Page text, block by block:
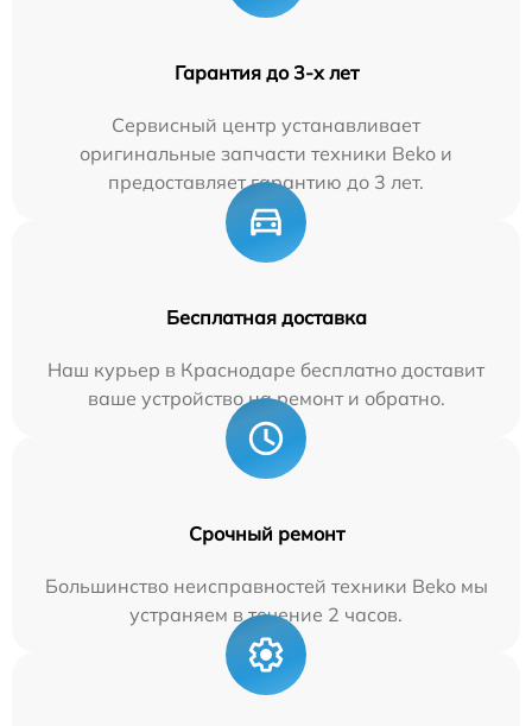
Гарантия до 3-х лет
Сервисный центр устанавливает
оригинальные запчасти техники Beko и
предоставляет гарантию до 3 лет.
Бесплатная доставка
Наш курьер в Краснодаре бесплатно доставит
ваше устройство на ремонт и обратно.
Срочный ремонт
Большинство неисправностей техники Beko мы
устраняем в течение 2 часов.